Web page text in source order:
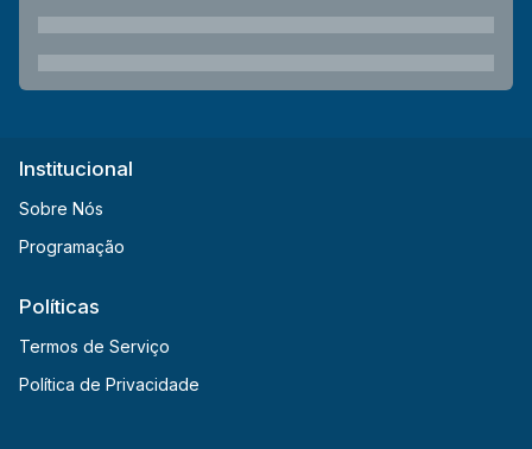
Institucional
Sobre Nós
Programação
Políticas
Termos de Serviço
Política de Privacidade